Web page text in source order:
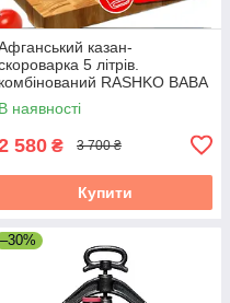
казан-
5 літрів.
комбінований RASHKO BABA
В наявності
580 ₴ 3 700 ₴
Купити
–30%